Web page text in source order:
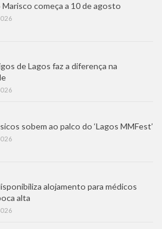
Marisco começa a 10 de agosto
de Lagos faz a diferença na
sobem ao palco do ‘Lagos MMFest’
alojamento para médicos
alta